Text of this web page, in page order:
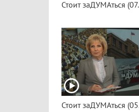
Стоит заДУМАться
Стоит заДУМАться